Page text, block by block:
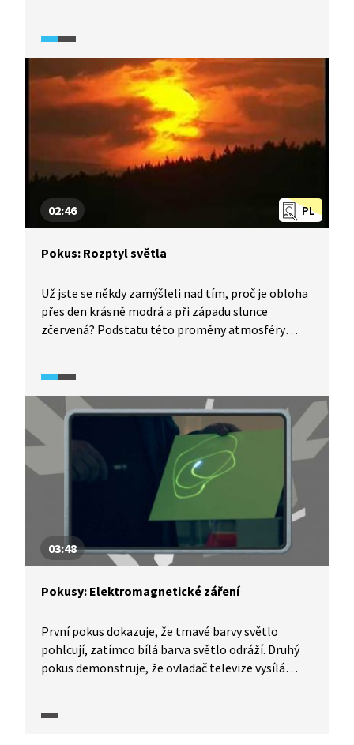
a větší hustotě. Co ovlivňuje promíchání dvou
stejných kapalin? Při stejné teplotě se různě
obarvená kapalina rychle smíchá, avšak pokud
bude kapalina v horní sklenici teplejší,
PL
02:46
Pokus: Rozptyl světla
Už jste se někdy zamýšleli nad tím, proč je obloha
přes den krásně modrá a při západu slunce
zčervená? Podstatu této proměny atmosféry
pouze malé akvárium s vodou, půl šálku mléka
a silnější zdroj bílého světla. Za touto záhadou
stojí jev zvaný rozptyl světla.
03:48
Pokusy: Elektromagnetické záření
První pokus dokazuje, že tmavé barvy světlo
pohlcují, zatímco bílá barva světlo odráží. Druhý
pokus demonstruje, že ovladač televize vysílá
zelené nebo červené světlo.